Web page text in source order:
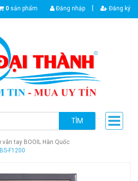
0 sản phẩm Đăng nhập Đăng ký
TÌM
vân tay BOOIL Hàn Quốc
F1200